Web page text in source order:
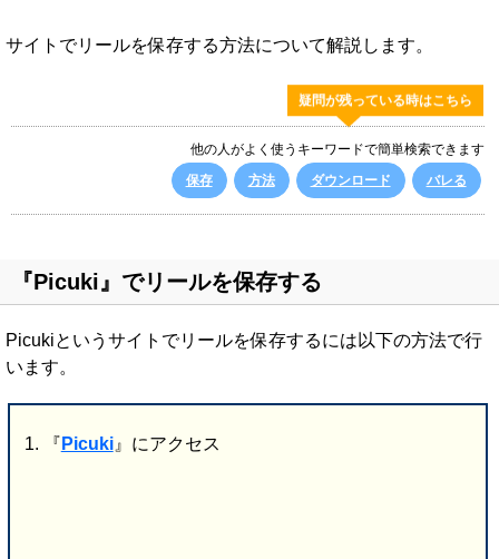
サイトでリールを保存する方法について解説します。
疑問が残っている時はこちら
他の人がよく使うキーワードで簡単検索できます
保存
方法 ダウンロード バレる
『Picuki』でリールを保存する
Picukiというサイトでリールを保存するには以下の方法で行
います。
『 Picuki』にアクセス